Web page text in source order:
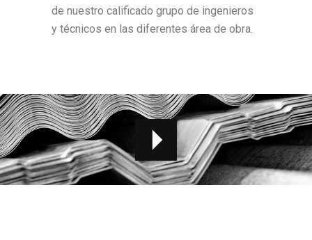
de nuestro calificado grupo de ingenieros
y técnicos en las diferentes área de obra.